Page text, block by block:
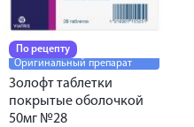
По рецепту
Оригинальный препарат
Золофт таблетки
покрытые оболочкой
50мг №28